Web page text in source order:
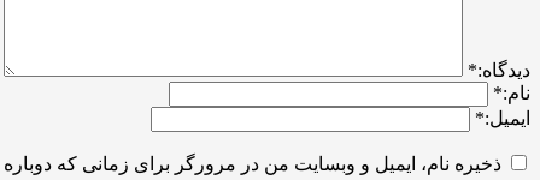
ديدگاه:*
نام:*
ایمیل:*
ذخیره نام، ایمیل و وبسایت من در مرورگر برای زمانی که